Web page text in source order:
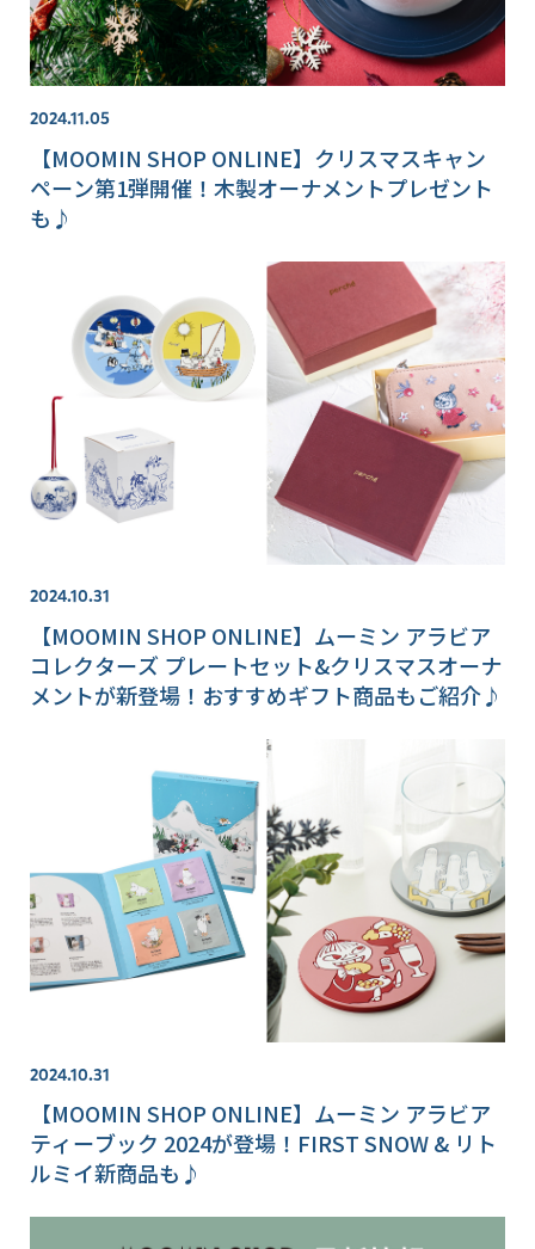
2024.11.05
【MOOMIN SHOP ONLINE】クリスマスキャン
ペーン第1弾開催！木製オーナメントプレゼント
も♪
2024.10.31
【MOOMIN SHOP ONLINE】ムーミン アラビア
コレクターズ プレートセット&クリスマスオーナ
メントが新登場！おすすめギフト商品もご紹介♪
2024.10.31
【MOOMIN SHOP ONLINE】ムーミン アラビア
ティーブック 2024が登場！FIRST SNOW & リト
ルミイ新商品も♪